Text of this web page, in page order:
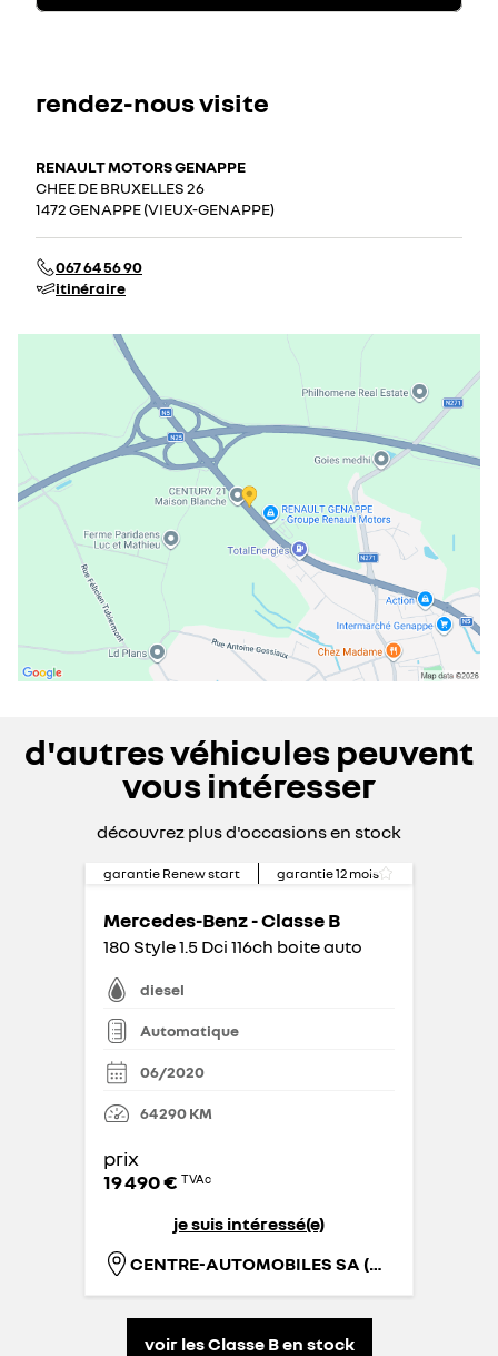
rendez-nous visite
RENAULT MOTORS GENAPPE
CHEE DE BRUXELLES 26
1472 GENAPPE (VIEUX-GENAPPE)
067 64 56 90
itinéraire
d'autres véhicules peuvent
vous intéresser
découvrez plus d'occasions en stock
garantie Renew start garantie12 mois
Mercedes-Benz - Classe B
180 Style 1.5 Dci 116ch boite auto
diesel
Automatique
06/2020
64 290KM
prix
19 490 € TVAc
je suis intéressé(e)
CENTRE-AUTOMOBILES SA (MONS)
voir les Classe B en stock